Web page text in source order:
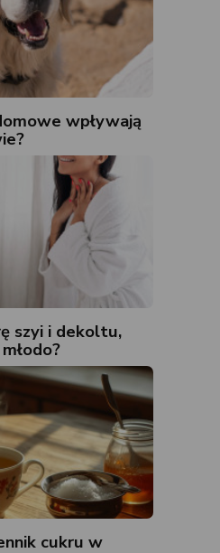
wpływają
szyi i dekoltu,
cukru w